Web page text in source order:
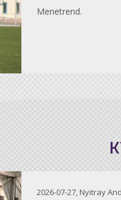
Menetrend.
2026-07-27, Nyitray